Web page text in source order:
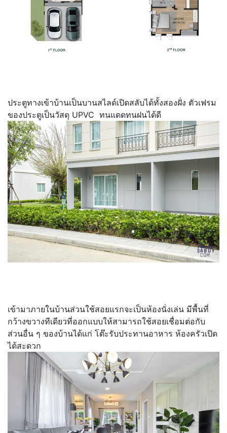
ประตูทางเข้าบ้านเป็นบานสไลด์เปิดสลับได้ทั้งสองฝั่ง ตัวเฟรม
ของประตูเป็นวัสดุ UPVC ทนแดดทนฝนได้ดี
เข้ามาภายในบ้านส่วนใช้สอยแรกจะเป็นห้องนั่งเล่น มีพื้นที่
กว้างขวางทีเดียวที่ออกแบบให้สามารถใช้สอยเชื่อมต่อกับ
ส่วนอื่น ๆ ของบ้านได้แก่ โต๊ะรับประทานอาหาร ห้องครัวเปิด
ได้สะดวก